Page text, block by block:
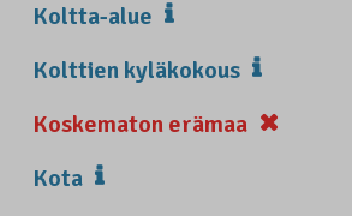
Koltta-alue
Kolttien kyläkokous
Koskematon erämaa
Kota